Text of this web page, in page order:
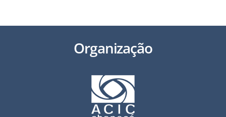
Organização